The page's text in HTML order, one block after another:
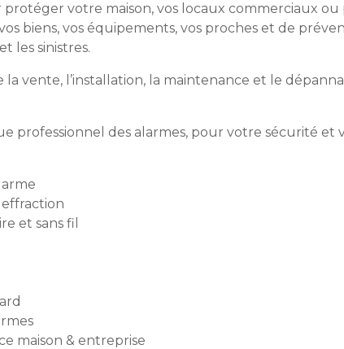
votre maison, vos locaux commerciaux ou
biens, vos équipements, vos proches et de
les sinistres.
vente, l’installation, la maintenance et le
professionnel des alarmes, pour votre sécurité
et sans fil
maison & entreprise